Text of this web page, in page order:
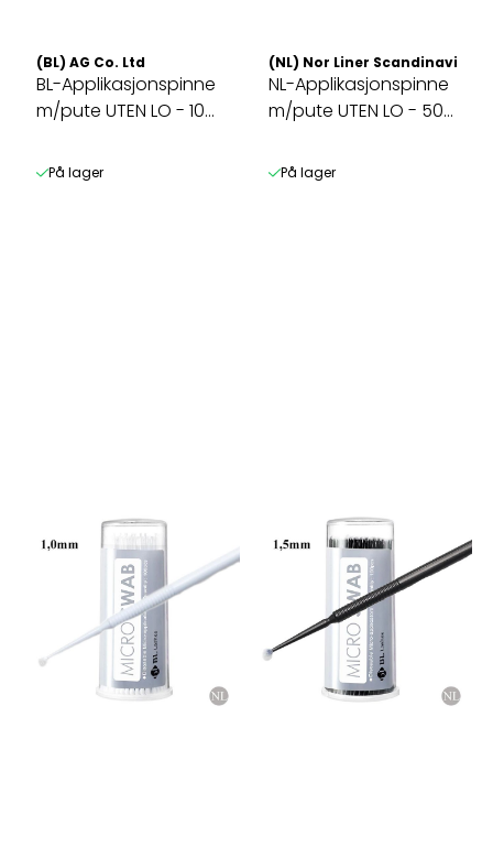
(BL) AG Co. Ltd
BL-Applikasjonspinne
m/pute UTEN LO - 10
På lager
(NL) Nor Liner Scandinavia AS
NL-Applikasjonspinne
m/pute UTEN LO - 50
På lager